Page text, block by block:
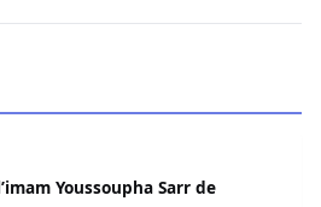
Youssoupha Sarr de